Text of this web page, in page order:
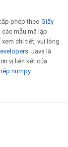
phép theo Giấy
các mẫu mã lập
xem chi tiết, vui lòng
. Java là
vị liên kết của
numpy.